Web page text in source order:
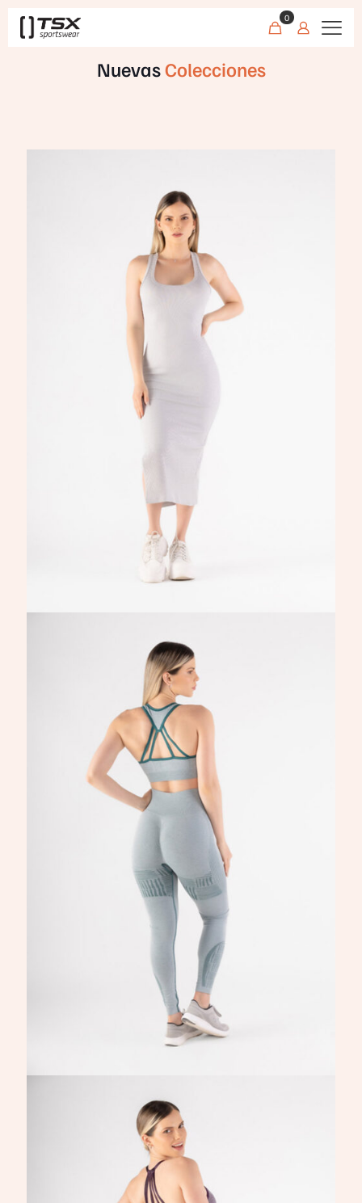
0
NuevasColecciones